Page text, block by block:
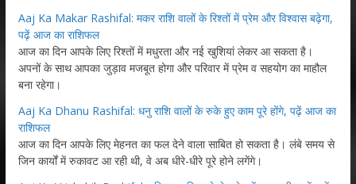
Aaj Ka Makar Rashifal: मकर राशि वालों के रिश्तों में प्रेम और विश्वास बढ़ेगा,
पढ़ें आज का राशिफल
आज का दिन आपके लिए रिश्तों में मधुरता और नई खुशियां लेकर आ सकता है।
अपनों के साथ आपका जुड़ाव मजबूत होगा और परिवार में प्रेम व सहयोग का माहौल
बना रहेगा।
Aaj Ka Dhanu Rashifal: धनु राशि वालों के रुके हुए काम पूरे होंगे, पढ़ें आज का
राशिफल
आज का दिन आपके लिए मेहनत का फल देने वाला साबित हो सकता है। लंबे समय से
जिन कार्यों में रुकावट आ रही थी, वे अब धीरे-धीरे पूरे होने लगेंगे।